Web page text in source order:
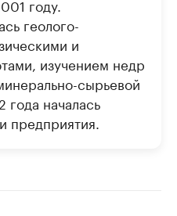
году.
геолого-
и
изучением недр
сырьевой
года началась
предприятия.